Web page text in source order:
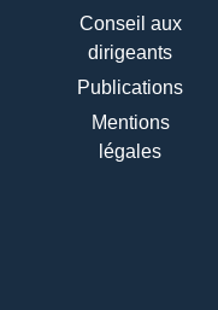
Conseil aux
dirigeants
Publications
Mentions
légales